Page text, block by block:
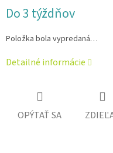
Jednotková
cena:
Do 3 týždňov
Položka bola vypredaná…
Detailné informácie
OPÝTAŤ SA